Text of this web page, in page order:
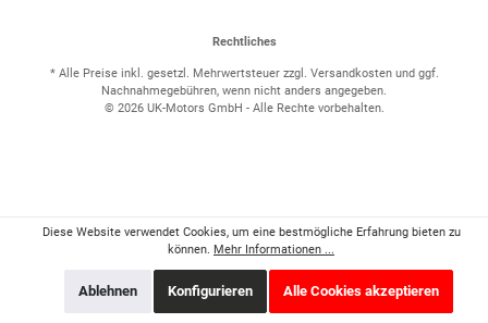
Rechtliches
* Alle Preise inkl. gesetzl. Mehrwertsteuer zzgl. Versandkostenund ggf.
Nachnahmegebühren, wenn nicht anders angegeben.
© 2026 UK-Motors GmbH - Alle Rechte vorbehalten.
Diese Website verwendet Cookies, um eine bestmögliche Erfahrung bieten zu
können. Mehr Informationen ...
Ablehnen Konfigurieren Alle Cookies akzeptieren